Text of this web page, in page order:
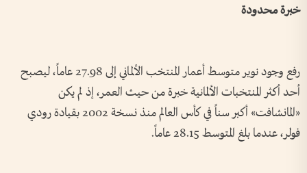
خبرة محدودة
رفع وجود نوير متوسط أعمار المنتخب الألماني إلى 27.98 عاماً، ليصبح
أحد أكثر المنتخبات الألمانية خبرة من حيث العمر، إذ لم يكن
«المانشافت» أكبر سناً في كأس العالم منذ نسخة 2002 بقيادة رودي
فولر، عندما بلغ المتوسط 28.15 عاماً.